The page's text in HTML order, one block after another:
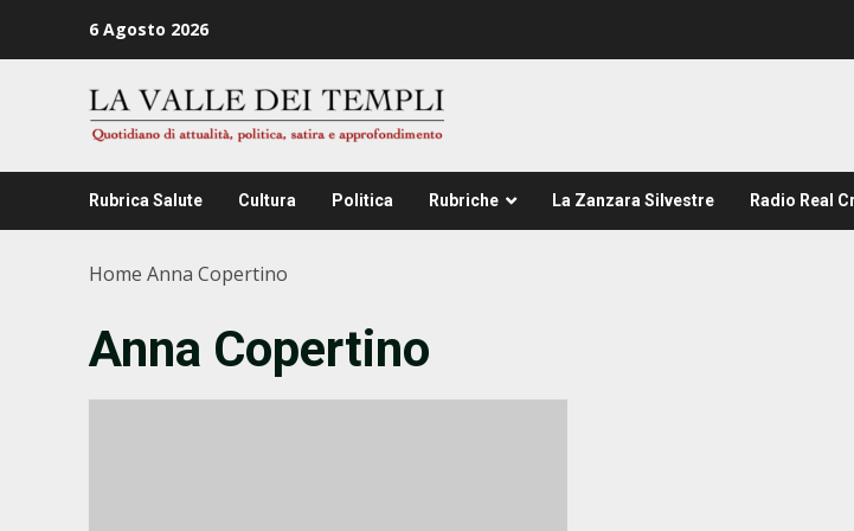
6 Agosto 2026
Rubrica Salute Cultura Politica Rubriche La Zanzara Silvestre Radio Real
Home Anna Copertino
Anna Copertino